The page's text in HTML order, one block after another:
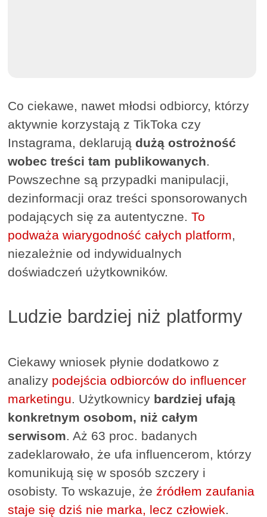
Co ciekawe, nawet młodsi odbiorcy, którzy
aktywnie korzystają z TikToka czy
Instagrama, deklarują dużą ostrożność
wobec treści tam publikowanych.
Powszechne są przypadki manipulacji,
dezinformacji oraz treści sponsorowanych
podających się za autentyczne.To
podważa wiarygodność całych platform,
niezależnie od indywidualnych
doświadczeń użytkowników.
Ludzie bardziej niż platformy
Ciekawy wniosek płynie dodatkowo z
analizy podejścia odbiorców do influencer
marketingu . Użytkownicy bardziej ufają
konkretnym osobom, niż całym
serwisom . Aż 63 proc. badanych
zadeklarowało, że ufa influencerom, którzy
komunikują się w sposób szczery i
osobisty. To wskazuje, że źródłem zaufania
staje się dziś nie marka, lecz człowiek